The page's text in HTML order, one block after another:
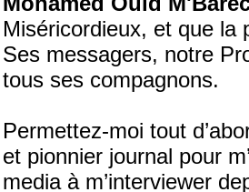
Miséricordieux, et que la
Ses messagers, notre
tous ses compagnons.
Permettez-moi tout
et pionnier journal pour
media à m’interviewer